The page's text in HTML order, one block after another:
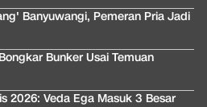
Banyuwangi, Pemeran Pria Jadi
Bunker Usai Temuan
2026: Veda Ega Masuk 3 Besar